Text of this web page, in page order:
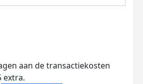
aan de transactiekosten
extra.